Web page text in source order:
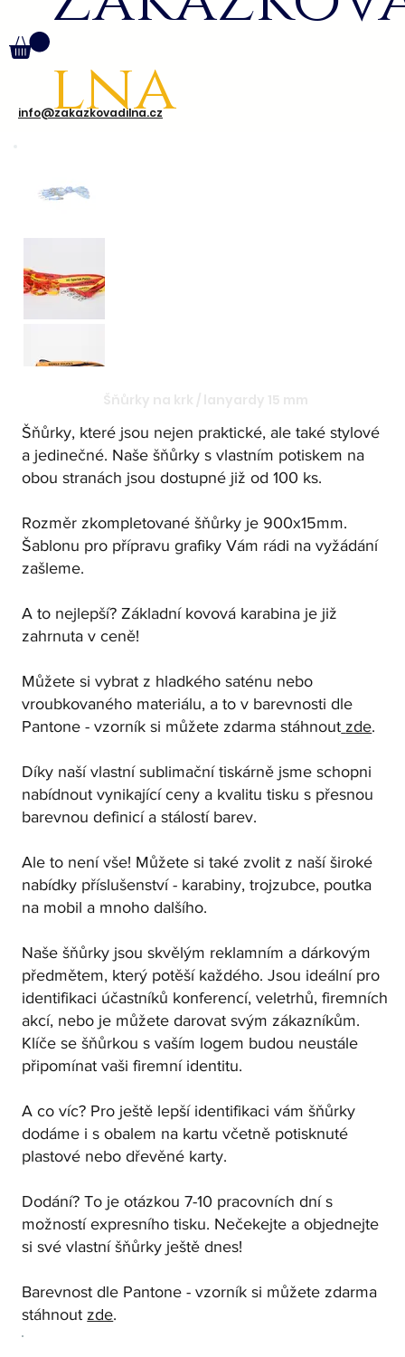
info@zakazkovadilna.cz
lna
Šňůrky, které jsou nejen praktické, ale také stylové
a jedinečné. Naše šňůrky s vlastním potiskem na
obou stranách jsou dostupné již od 100 ks.
Rozměr zkompletované šňůrky je 900x15mm.
Šablonu pro přípravu grafiky Vám rádi na vyžádání
zašleme.
A to nejlepší? Základní kovová karabina je již
zahrnuta v ceně!
Můžete si vybrat z hladkého saténu nebo
vroubkovaného materiálu, a to v barevnosti dle
Pantone - vzorník si můžete zdarma stáhnout zde.
Díky naší vlastní sublimační tiskárně jsme schopni
nabídnout vynikající ceny a kvalitu tisku s přesnou
barevnou definicí a stálostí barev.
Ale to není vše! Můžete si také zvolit z naší široké
nabídky příslušenství - karabiny, trojzubce, poutka
na mobil a mnoho dalšího.
Naše šňůrky jsou skvělým reklamním a dárkovým
předmětem, který potěší každého. Jsou ideální pro
identifikaci účastníků konferencí, veletrhů, firemních
akcí, nebo je můžete darovat svým zákazníkům.
Klíče se šňůrkou s vaším logem budou neustále
připomínat vaši firemní identitu.
A co víc? Pro ještě lepší identifikaci vám šňůrky
dodáme i s obalem na kartu včetně potisknuté
plastové nebo dřevěné karty.
Dodání? To je otázkou 7-10 pracovních dní s
možností expresního tisku. Nečekejte a objednejte
si své vlastní šňůrky ještě dnes!
Barevnost dle Pantone - vzorník si můžete zdarma
stáhnout zde.